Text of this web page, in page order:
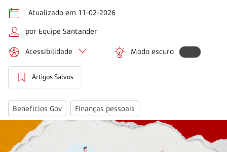
Atualizado em 11-02-2026
por Equipe Santander
Acessibilidade Modo escuro
Artigos Salvos
Benefícios Gov Finanças pessoais